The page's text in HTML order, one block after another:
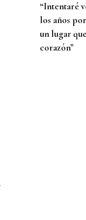
“Intentaré
los años
un lugar
corazón”